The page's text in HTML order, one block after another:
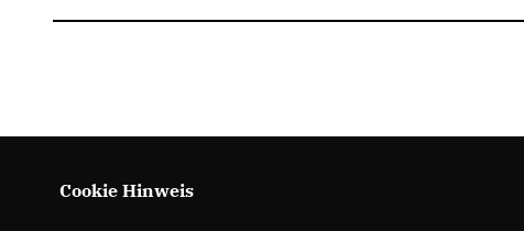
Cookie Hinweis